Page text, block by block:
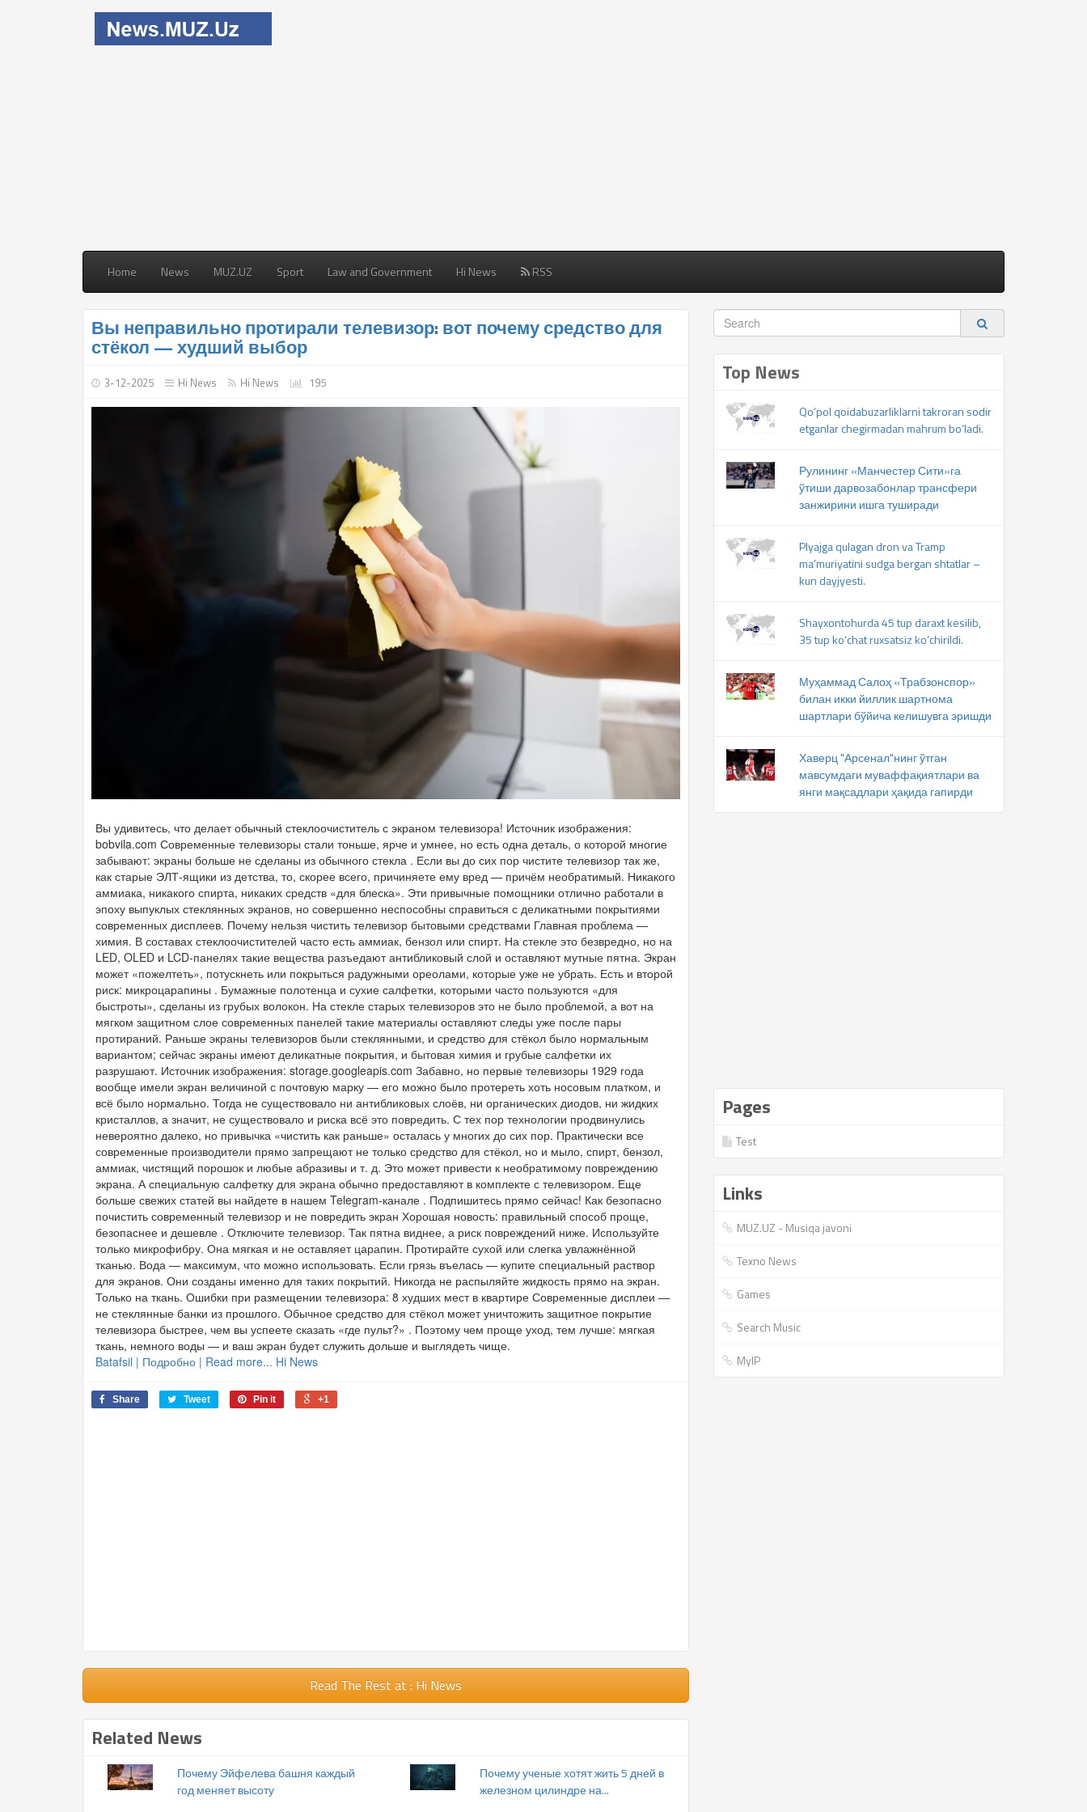
Home News MUZ.UZ Sport Law and Government Hi News RSS
Вы неправильно протирали телевизор: вот почему средство для
стёкол — худший выбор
3-12-2025 Hi News Hi News 195
Вы удивитесь, что делает обычный стеклоочиститель с экраном телевизора! Источник изображения:
bobvila.com Современные телевизоры стали тоньше, ярче и умнее, но есть одна деталь, о которой многие
забывают: экраны больше не сделаны из обычного стекла . Если вы до сих пор чистите телевизор так же,
как старые ЭЛТ-ящики из детства, то, скорее всего, причиняете ему вред — причём необратимый. Никакого
аммиака, никакого спирта, никаких средств «для блеска». Эти привычные помощники отлично работали в
эпоху выпуклых стеклянных экранов, но совершенно неспособны справиться с деликатными покрытиями
современных дисплеев. Почему нельзя чистить телевизор бытовыми средствами Главная проблема —
химия. В составах стеклоочистителей часто есть аммиак, бензол или спирт. На стекле это безвредно, но на
LED, OLED и LCD-панелях такие вещества разъедают антибликовый слой и оставляют мутные пятна. Экран
может «пожелтеть», потускнеть или покрыться радужными ореолами, которые уже не убрать. Есть и второй
риск: микроцарапины . Бумажные полотенца и сухие салфетки, которыми часто пользуются «для
быстроты», сделаны из грубых волокон. На стекле старых телевизоров это не было проблемой, а вот на
мягком защитном слое современных панелей такие материалы оставляют следы уже после пары
протираний. Раньше экраны телевизоров были стеклянными, и средство для стёкол было нормальным
вариантом; сейчас экраны имеют деликатные покрытия, и бытовая химия и грубые салфетки их
разрушают. Источник изображения: storage.googleapis.com Забавно, но первые телевизоры 1929 года
вообще имели экран величиной с почтовую марку — его можно было протереть хоть носовым платком, и
всё было нормально. Тогда не существовало ни антибликовых слоёв, ни органических диодов, ни жидких
кристаллов, а значит, не существовало и риска всё это повредить. С тех пор технологии продвинулись
невероятно далеко, но привычка «чистить как раньше» осталась у многих до сих пор. Практически все
современные производители прямо запрещают не только средство для стёкол, но и мыло, спирт, бензол,
аммиак, чистящий порошок и любые абразивы и т. д. Это может привести к необратимому повреждению
экрана. А специальную салфетку для экрана обычно предоставляют в комплекте с телевизором. Еще
больше свежих статей вы найдете в нашем Telegram-канале . Подпишитесь прямо сейчас! Как безопасно
почистить современный телевизор и не повредить экран Хорошая новость: правильный способ проще,
безопаснее и дешевле . Отключите телевизор. Так пятна виднее, а риск повреждений ниже. Используйте
только микрофибру. Она мягкая и не оставляет царапин. Протирайте сухой или слегка увлажнённой
тканью. Вода — максимум, что можно использовать. Если грязь въелась — купите специальный раствор
для экранов. Они созданы именно для таких покрытий. Никогда не распыляйте жидкость прямо на экран.
Только на ткань. Ошибки при размещении телевизора: 8 худших мест в квартире Современные дисплеи —
не стеклянные банки из прошлого. Обычное средство для стёкол может уничтожить защитное покрытие
телевизора быстрее, чем вы успеете сказать «где пульт?» . Поэтому чем проще уход, тем лучше: мягкая
ткань, немного воды — и ваш экран будет служить дольше и выглядеть чище.
Batafsil | Подробно | Read more... Hi News
Share Tweet Pin it +1
Read The Rest at : Hi News
Related News
Почему Эйфелева башня каждый
год меняет высоту
Почему ученые хотят жить 5 дней в
железном цилиндре на...
Top News
Qo‘pol qoidabuzarliklarni takroran sodir
etganlar chegirmadan mahrum bo‘ladi.
Рулининг «Манчестер Сити»га
ўтиши дарвозабонлар трансфери
занжирини ишга туширади
Plyajga qulagan dron va Tramp
ma’muriyatini sudga bergan shtatlar –
kun dayjyesti.
Shayxontohurda 45 tup daraxt kesilib,
35 tup ko‘chat ruxsatsiz ko‘chirildi.
Муҳаммад Салоҳ «Трабзонспор»
билан икки йиллик шартнома
шартлари бўйича келишувга эришди
Хаверц "Арсенал"нинг ўтган
мавсумдаги муваффақиятлари ва
янги мақсадлари ҳақида гапирди
Pages
Test
Links
MUZ.UZ - Musiqa javoni
Texno News
Games
Search Music
MyIP